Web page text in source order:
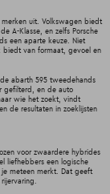
uit. Volkswagen biedt
A-Klasse, en zelfs Porsche
een aparte keuze. Niet
biedt van formaat, gevoel en
abarth 595 tweedehands
gefilterd, en de auto
wie het zoekt, vindt
de resultaten in zoeklijsten
voor zwaardere hybrides
liefhebbers een logische
meteen merkt. Dat geeft